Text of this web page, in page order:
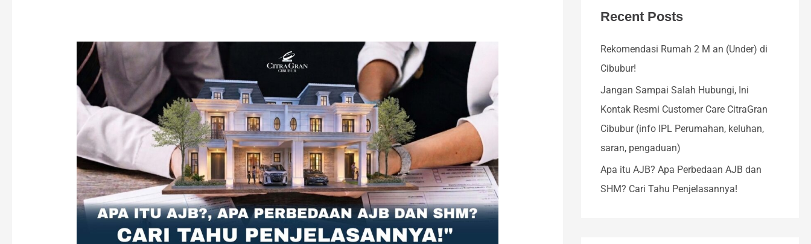
Apa
itu
AJB?
Apa
Perbedaan
AJB
dan
SHM?
Cari
Tahu
c
f
o
r
:
Recent Posts
Rekomendasi Rumah 2 M an (Under) di
Cibubur!
Jangan Sampai Salah Hubungi, Ini
Kontak Resmi Customer Care CitraGran
Cibubur (info IPL Perumahan, keluhan,
saran, pengaduan)
Apa itu AJB? Apa Perbedaan AJB dan
SHM? Cari Tahu Penjelasannya!